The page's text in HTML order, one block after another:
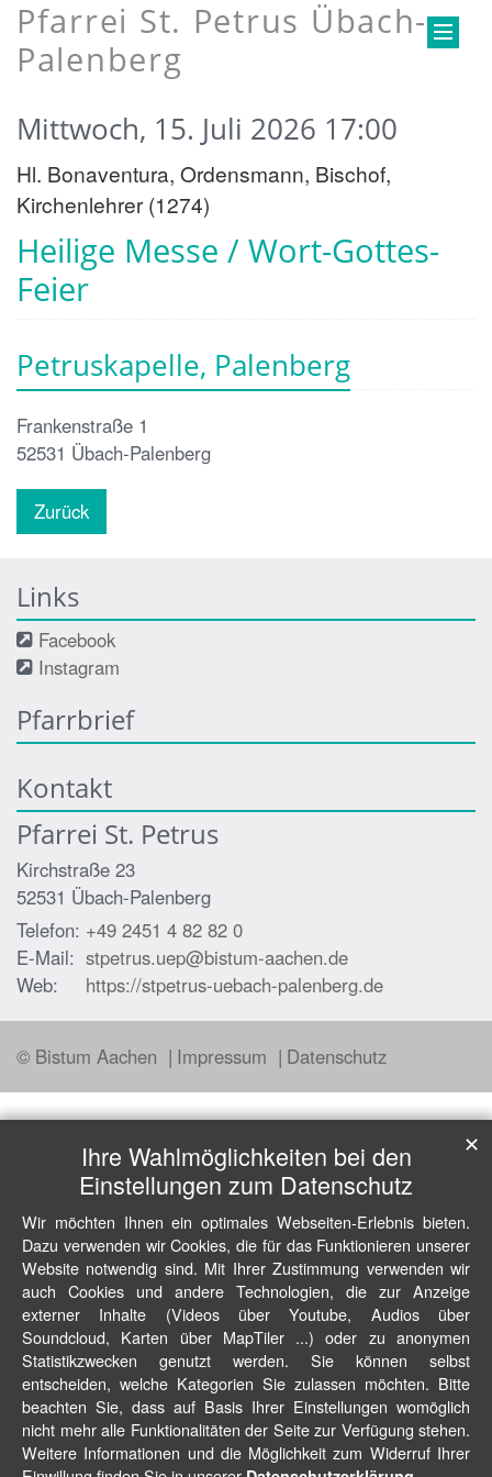
Pfarrei St. Petrus Übach-
Palenberg
Heilige Messe / Wort-Gottes-
Feier
Mittwoch, 15. Juli 2026 17:00
Hl. Bonaventura, Ordensmann, Bischof,
Kirchenlehrer (1274)
Petruskapelle, Palenberg
Frankenstraße 1
52531 Übach-Palenberg
Zurück
Links
Facebook
Instagram
Pfarrbrief
Kontakt
Pfarrei St. Petrus
Kirchstraße 23
52531 Übach-Palenberg
Telefon: +49 2451 4 82 82 0
E-Mail: stpetrus.uep@bistum-aachen.de
Web:
https://stpetrus-uebach-palenberg.de
© Bistum Aachen Impressum Datenschutz
Ihre Wahlmöglichkeiten bei den
Einstellungen zum Datenschutz
Wir möchten Ihnen ein optimales Webseiten-Erlebnis bieten.
Dazu verwenden wir Cookies, die für das Funktionieren unserer
Website notwendig sind. Mit Ihrer Zustimmung verwenden wir
auch Cookies und andere Technologien, die zur Anzeige
externer Inhalte (Videos über Youtube, Audios über
Soundcloud, Karten über MapTiler ...) oder zu anonymen
Statistikzwecken genutzt werden. Sie können selbst
entscheiden, welche Kategorien Sie zulassen möchten. Bitte
beachten Sie, dass auf Basis Ihrer Einstellungen womöglich
nicht mehr alle Funktionalitäten der Seite zur Verfügung stehen.
Weitere Informationen und die Möglichkeit zum Widerruf Ihrer
✕